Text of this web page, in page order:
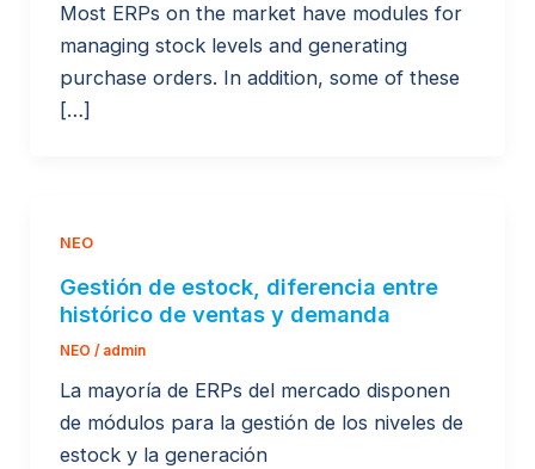
Most ERPs on the market have modules for
managing stock levels and generating
purchase orders. In addition, some of these
[…]
NEO
Gestión de estock, diferencia entre
histórico de ventas y demanda
NEO / admin
La mayoría de ERPs del mercado disponen
de módulos para la gestión de los niveles de
estock y la generación